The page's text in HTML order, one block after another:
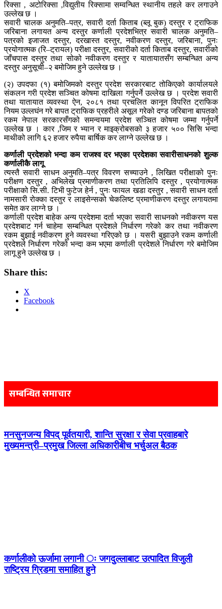
रिक्सा , अटोरिक्सा ,विद्युतीय रिक्सामा सम्वन्धित स्थानीय तहले कर लगाउने
उल्लेख छ ।
सवारी चालक अनुमति–पत्र, सवारी दर्ता किताब (ब्लू बुक) दस्तुर र ट्राफिक
जरिबाना लगायत अन्य दस्तुर कर्णाली प्रदेशभित्र सवारी चालक अनुमति–
पत्रको इजाजत दस्तुर, दरखास्त दस्तुर, नवीकरण दस्तुर, जरिबाना, पुनः
प्रयोगात्मक (रि–ट्रायल) परीक्षा दस्तुर, सवारीको दर्ता किताब दस्तुर, सवारीको
जाँचपास दस्तुर तथा सोको नवीकरण दस्तुर र यातायातसँग सम्बन्धित अन्य
दस्तुर अनुसूची–२ बमोजिम हुने उल्लेख छ ।
(२) उपदफा (१) बमोजिमको दस्तुर प्रदेश सरकारबाट तोकिएको कार्यालयले
संकलन गरी प्रदेश सञ्चित कोषमा दाखिला गर्नुपर्ने उल्लेख छ । प्रदेश सवारी
तथा यातायात व्यवस्था ऐन, २०८१ तथा प्रचलित कानून विपरित ट्राफिक
नियम उल्लघंन गरे बापत ट्राफिक प्रहरीले असूल गरेको दण्ड जरिबाना बापतको
रकम नेपाल सरकारसँगको समन्वयमा प्रदेश सञ्चित कोषमा जम्मा गर्नुपर्ने
उल्लेख छ । कार ,जिम र भ्यान र माइक्रोबसको ३ हजार ५०० सिसि भन्दा
माथीको लागि ६२ हजार रुपैया बार्षिक कर लाग्ने उल्लेख छ ।
कर्णाली प्रदेशको भन्दा कम राजश्व दर भएका प्रदेशका सवारीसाधनको शुल्क
कर्णालीकै लागू
त्यस्तै सवारी साधन अनुमति–पत्र विवरण सच्याउने , लिखित परीक्षाको पुनः
परीक्षण दस्तुर , अभिलेख प्रमाणीकरण तथा प्रतिलिपि दस्तुर , प्रयोगात्मक
परीक्षाको सि.सी. टिभी फुटेज हेर्न , पुनः फायल खडा दस्तुर , सवारी साधन दर्ता
नामसारी रोक्का दस्तुर र लाइसेन्सको चेकलिष्ट प्रमाणीकरण दस्तुर लगायतमा
समेत कर लाग्ने छ ।
कर्णाली प्रदेश बाहेक अन्य प्रदेशमा दर्ता भएका सवारी साधनको नवीकरण यस
प्रदेशबाट गर्न चाहेमा सम्बन्धित प्रदेशले निर्धारण गरेको कर तथा नवीकरण
रकम बुझाई नवीकरण हुने व्यवस्था गरिएको छ । यसरी बुझाउने रकम कर्णाली
प्रदेशले निर्धारण गरेको भन्दा कम भएमा कर्णाली प्रदेशले निर्धारण गरे बमोजिम
लागू हुने उल्लेख छ ।
Share this:
X
Facebook
navigation
सम्बन्धित समाचार
मनसुनजन्य विपद् पूर्वतयारी, शान्ति सुरक्षा र सेवा प्रवाहबारे
मुख्यमन्त्री–प्रमुख जिल्ला अधिकारीबीच भर्चुअल बैठक
कर्णालीको ऊर्जामा लगानी ः जगदुल्लाबाट उत्पादित विजुली
राष्ट्रिय ग्रिडमा समाहित हुने